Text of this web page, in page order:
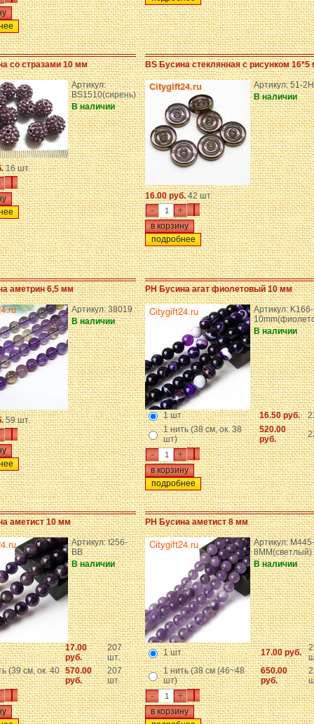
со стразами 10 мм
Артикул:
BS1510(сирень)
В наличии
16 шт.
BS Бусина стеклянная с рисунком 16*5
Артикул: 51-
В наличии
16.00 руб.42 шт.
- +
подробнее
аметрин 6,5 мм
Артикул: 38019
В наличии
59 шт.
PH Бусина агат фиолетовый 10 мм
Артикул:
В наличии
1 шт 16.50 руб.
1 нить (38 см, ок. 38
шт)
520.00
руб.
- +
подробнее
аметист 10 мм
Артикул: I256-
BB
В наличии
17.00
руб.
207
шт.
(39 см, ок. 40 570.00
руб.
207
шт.
PH Бусина аметист 8 мм
Артикул: M445-
8MM(светлый)
В наличии
1 шт 17.00 руб.
1 нить (38 см (46~48
шт)
650.00
руб.
- +